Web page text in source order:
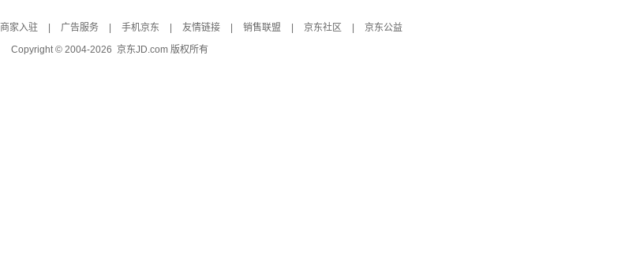
商家入驻 广告服务 手机京东 友情链接 销售联盟 京东社区
京东公益
Copyright © 2004-2026 京东JD.com 版权所有